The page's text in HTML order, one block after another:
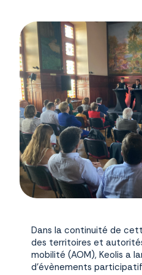
Dans la continuité de
des territoires et
mobilité (AOM), Keolis a
d’évènements